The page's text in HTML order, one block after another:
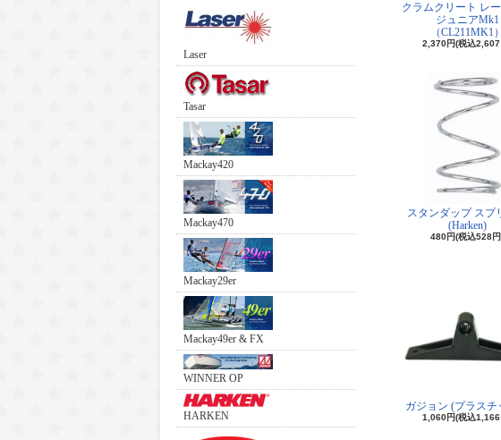
Laser
Tasar
Mackay420
Mackay470
Mackay29er
Mackay49er & FX
WINNER OP
HARKEN
クラムクリート レ
ジュニアMk1
（CL211MK1）
2,370円(税込2,607
スタンダップ スプ
(Harken)
480円(税込528
ガジョン (プラスチ
1,060円(税込1,166